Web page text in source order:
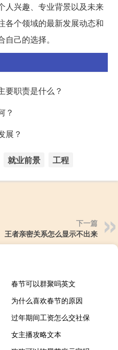
人兴趣、专业背景以及未来
各个领域的最新发展动态和
己的选择。
要职责是什么？
？
展？
就业前景 工程
下一篇
王者亲密关系怎么显示不出来
春节可以群聚吗英文
为什么喜欢春节的原因
过年期间工资怎么交社保
女主播攻略文本